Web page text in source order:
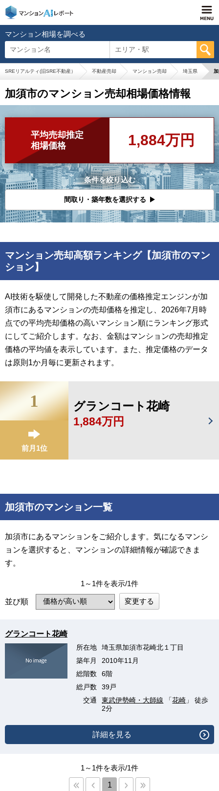
マンション相場を調べる
マンション名 エリア・駅
SREリアルティ(旧SRE不動産） 不動産売却 マンション売却 埼玉県
加須市のマンション売却相場価格情報
平均売却推定
相場価格
1,884万円
条件を絞り込む
間取り・築年数を選択する
マンション売却高額ランキング【加須市のマン
ション】
AI技術を駆使して開発した不動産の価格推定エンジンが加
須市にあるマンションの売却価格を推定し、2026年7月時
点での平均売却価格の高いマンション順にランキング形式
にしてご紹介します。なお、金額はマンションの売却推定
価格の平均値を表示しています。また、推定価格のデータ
は原則1か月毎に更新されます。
1
前月1位
グランコート花崎
1,884万円
加須市のマンション一覧
加須市にあるマンションをご紹介します。気になるマンシ
ョンを選択すると、マンションの詳細情報が確認できま
す。
1～1件を表示/1件
並び順 変更する
グランコート花崎
所在地
埼玉県加須市花崎北１丁目
築年月
2010年11月
総階数
6階
総戸数
39戸
交通
東武伊勢崎・大師線 「花崎 」 徒歩
2分
詳細を見る
1～1件を表示/1件
1